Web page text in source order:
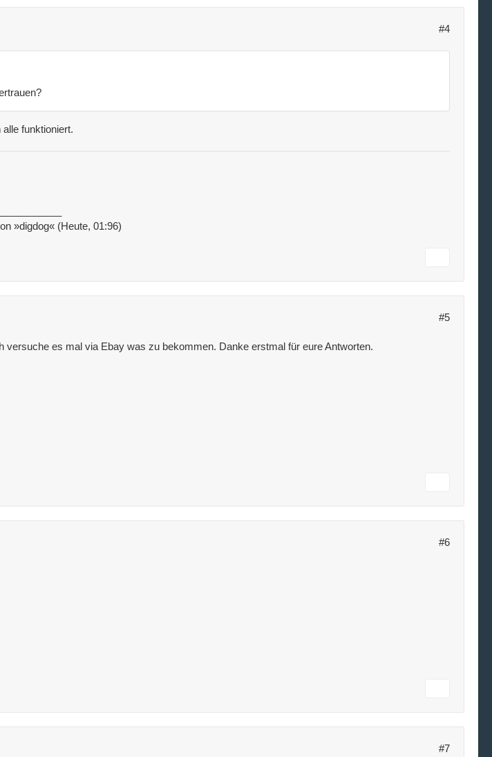
#4
funktioniert.
»digdog« (Heute, 01:96)
#5
es mal via Ebay was zu bekommen. Danke erstmal für eure Antworten.
#6
#7